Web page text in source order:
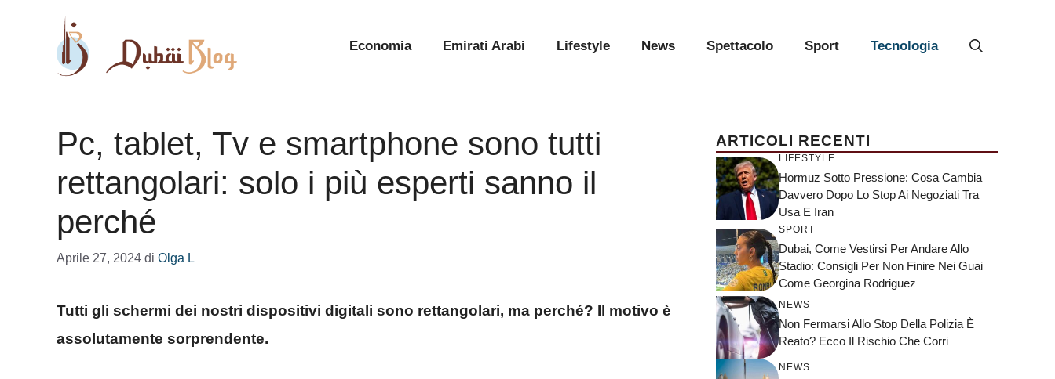
contenuto
Economia Emirati Arabi Lifestyle News Spettacolo Sport Tecnologia
Pc, tablet, Tv e smartphone sono tutti
rettangolari: solo i più esperti sanno il
perché
Aprile 27, 2024 di Olga L
Tutti gli schermi dei nostri dispositivi digitali sono rettangolari, ma perché? Il motivo è
assolutamente sorprendente.
ARTICOLI RECENTI
LIFESTYLE
Hormuz Sotto Pressione: Cosa Cambia
Davvero Dopo Lo Stop Ai Negoziati Tra
Usa E Iran
SPORT
Dubai, Come Vestirsi Per Andare Allo
Stadio: Consigli Per Non Finire Nei Guai
Come Georgina Rodriguez
NEWS
Non Fermarsi Allo Stop Della Polizia È
Reato? Ecco Il Rischio Che Corri
NEWS